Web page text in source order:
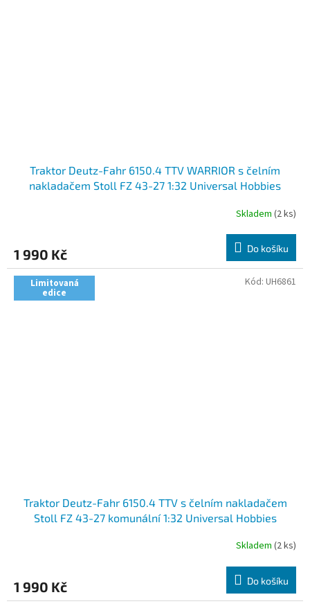
Traktor Deutz-Fahr 6150.4 TTV WARRIOR s čelním
nakladačem Stoll FZ 43-27 1:32 Universal Hobbies
Skladem (2 ks)
1 990 Kč Do košíku
Limitovaná
edice
Traktor Deutz-Fahr 6150.4 TTV s čelním nakladačem
Stoll FZ 43-27 komunální 1:32 Universal Hobbies
Skladem (2 ks)
1 990 Kč Do košíku
Kód: UH6861